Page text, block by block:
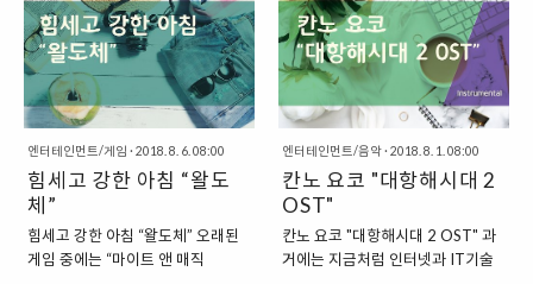
선수는 이미 이전에도 스트리트파
이터 게임에서 특히 멋진 모습을 선
보이면서, 그 명성을 이어나갔습..
한 획을 그은 선수이기 때문인데요.
그 선수는 바로 "임요환 선수"입니
다. 임요환 선수는 스타리그 초창기,
한 형태의 건축물을 볼 수 있기도 한
데요. 이 이상한 형태의 건축물이 바
로 경복궁 안에 있는 “국립 민속박
물관”입니다. “1992년 중앙박물관
에서 민속박물관이 분리되면서 쓰
인 건물” 경복궁 안에서 볼 수 있는
국립 민속박물관은 과거 국립중앙
박물관이 쓰던 건물이었다고 합니
다. 1992년 중앙박물관에서 민속
박물관이 분리되면서 “국립 민속박
물관”의 건물로 사용되었다고 하지
요. 지금은 이렇게 국립 민속박물관
표현은 아니고, 특정한 집단이 사용
하는 일종의 전문용어라고도 할 수
있습니다. 이 표현을 직역해보면,
“구멍 속의 불”이라는 말로 옮겨볼
수 있는데요. 간혹 “FIRE”는 동사로
사용되면서 “(총을) 쏘다.”라는 말로
도 사용되기도 하니, “구멍 안에
쏴”라는 말로 직역을 해볼 수도 있
습니다. “콜 오브 듀티(CALL OF
DUTY)라는 게임에서 “구멍 안에
발사”라고 번역되면서 알려진 표현”
이 표현은 “콜 오브 듀티(CALL OF
엔터테인먼트/게임 · 2018. 8. 6. 08:00
힘세고 강한 아침 “왈도
체”
힘세고 강한 아침 “왈도체” 오래된
게임 중에는 “마이트 앤 매직
엔터테인먼트/음악· 2018. 8. 1. 08:00
칸노 요코 "대항해시대 2
OST"
칸노 요코 "대항해시대 2 OST" 과
거에는 지금처럼 인터넷과 IT기술